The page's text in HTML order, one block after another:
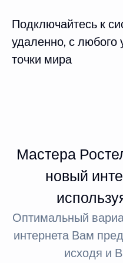
Подключайтесь к
удаленно, с любого
точки мира
Мастера
новый
Оптимальный
интернета Вам
исходя и